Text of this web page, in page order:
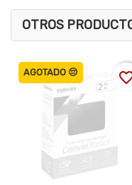
OTROS
AGOTADO 😔